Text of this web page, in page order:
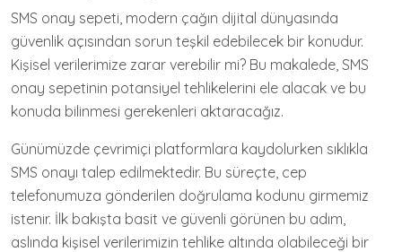
SMS onay sepeti, modern çağın dijital dünyasında
güvenlik açısından sorun teşkil edebilecek bir konudur.
Kişisel verilerimize zarar verebilir mi? Bu makalede, SMS
onay sepetinin potansiyel tehlikelerini ele alacak ve bu
konuda bilinmesi gerekenleri aktaracağız.
Günümüzde çevrimiçi platformlara kaydolurken sıklıkla
SMS onayı talep edilmektedir. Bu süreçte, cep
telefonumuza gönderilen doğrulama kodunu girmemiz
istenir. İlk bakışta basit ve güvenli görünen bu adım,
aslında kişisel verilerimizin tehlike altında olabileceği bir